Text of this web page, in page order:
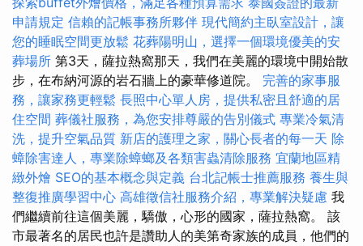
申請規定 信賴的記帳事務所夥伴 現代簡約主臥室設計，讓
您的睡眠空間更放鬆 花葬陽明山，選擇一個環境優美的安
葬場所 第3天，薩拉熱窩那天，我們在美麗的環境中開始散
步，在布納河源的岩石牆上的豪華修道院。 完善的家事服
務，讓家務更輕鬆 長照中心單人房，提供私密且舒適的居
住空間 葬儀社服務，為您安排尊嚴的告別儀式 專業冷氣清
洗，提升空氣品質 新店的護理之家，關心長者的每一天 除
蟑除害達人，專業除蟑螂及各類害蟲清除服務 宜蘭地區精
緻外燴 SEO的基本概念與定義 台北記帳士推薦服務 養生與
整復推廣學習中心 高雄徵信社服務介紹，專業解決疑慮 我
們繼續前往這個美麗，驕傲，心形的國家，薩拉熱窩。 該
市最著名的居民也許是讚助人的美第奇家族的成員，他們的